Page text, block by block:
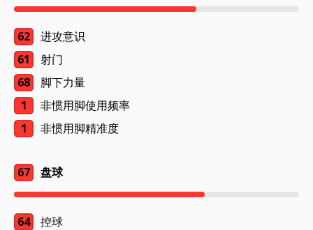
62
进攻意识
61
射门
68
脚下力量
1
非惯用脚使用频率
1
非惯用脚精准度
67 盘球
64
控球